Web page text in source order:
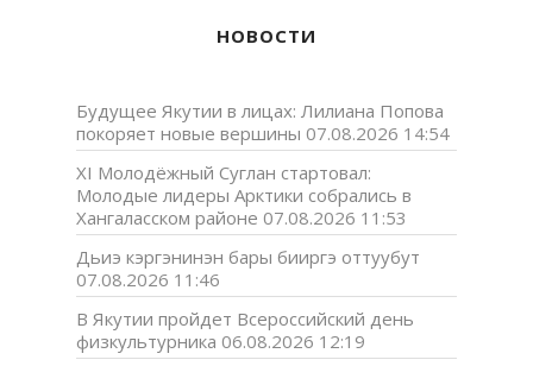
НОВОСТИ
Будущее Якутии в лицах: Лилиана Попова
покоряет новые вершины 07.08.2026 14:54
XI Молодёжный Суглан стартовал:
Молодые лидеры Арктики собрались в
Хангаласском районе 07.08.2026 11:53
Дьиэ кэргэнинэн бары бииргэ оттуубут
07.08.2026 11:46
В Якутии пройдет Всероссийский день
физкультурника 06.08.2026 12:19